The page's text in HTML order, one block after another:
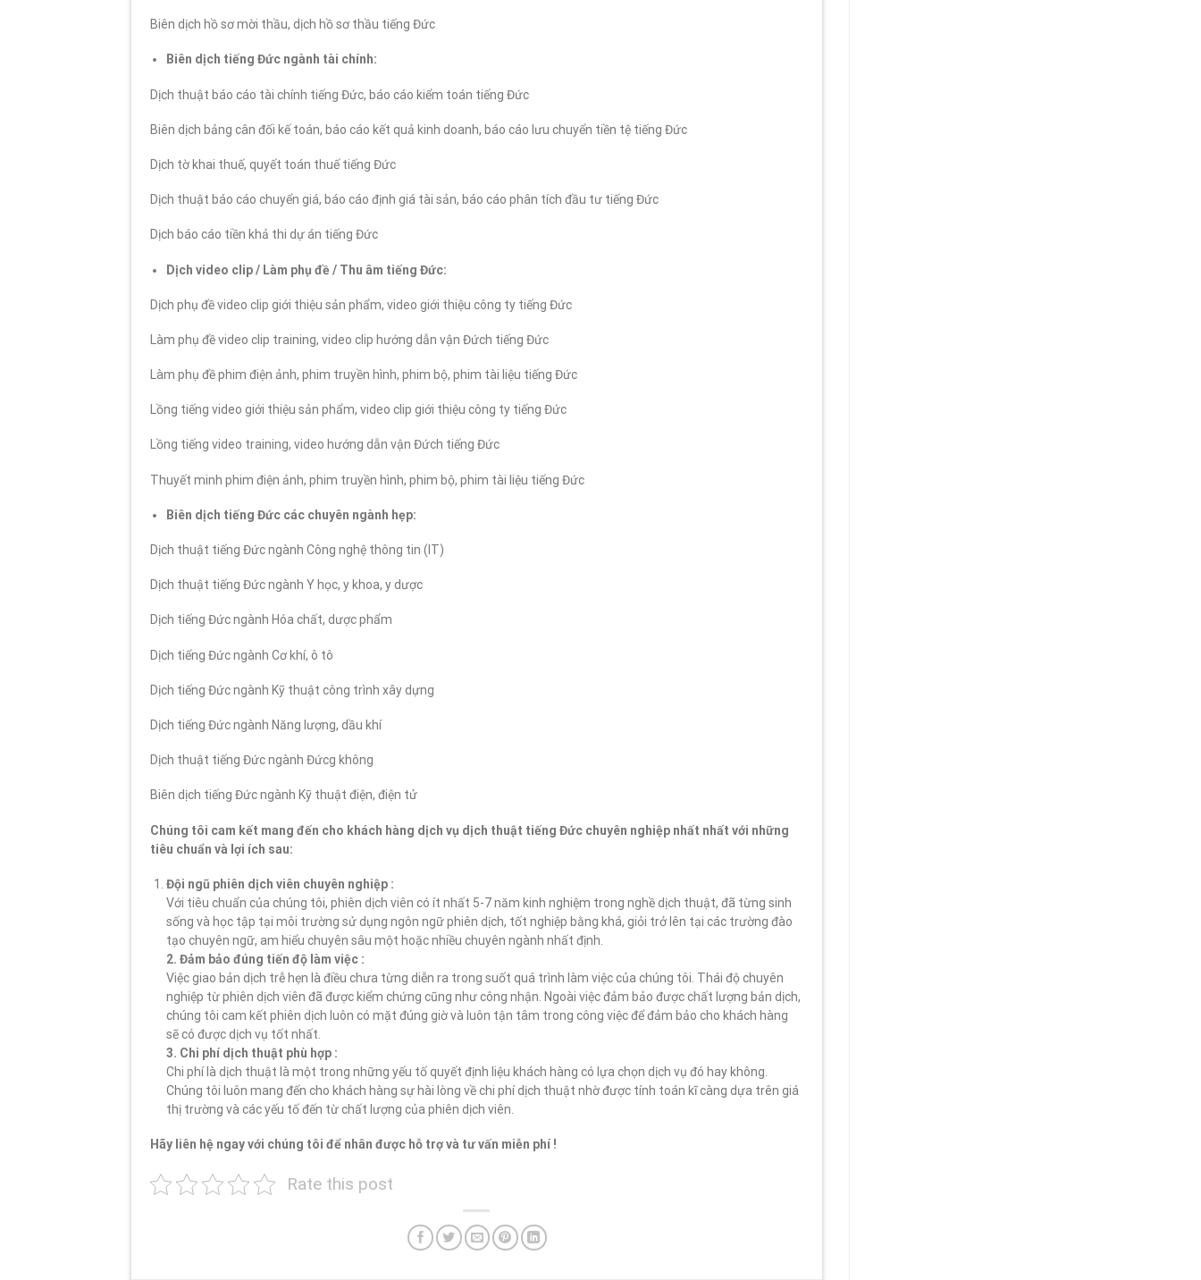
Biên dịch hồ sơ mời thầu, dịch hồ sơ thầu tiếng Đức
Biên dịch tiếng Đức ngành tài chính:
Dịch thuật báo cáo tài chính tiếng Đức, báo cáo kiểm toán tiếng Đức
Biên dịch bảng cân đối kế toán, báo cáo kết quả kinh doanh, báo cáo lưu chuyển tiền tệ tiếng Đức
Dịch tờ khai thuế, quyết toán thuế tiếng Đức
Dịch thuật báo cáo chuyển giá, báo cáo định giá tài sản, báo cáo phân tích đầu tư tiếng Đức
Dịch báo cáo tiền khả thi dự án tiếng Đức
Dịch video clip / Làm phụ đề / Thu âm tiếng Đức:
Dịch phụ đề video clip giới thiệu sản phẩm, video giới thiệu công ty tiếng Đức
Làm phụ đề video clip training, video clip hướng dẫn vận Đứch tiếng Đức
Làm phụ đề phim điện ảnh, phim truyền hình, phim bộ, phim tài liệu tiếng Đức
Lồng tiếng video giới thiệu sản phẩm, video clip giới thiệu công ty tiếng Đức
Lồng tiếng video training, video hướng dẫn vận Đứch tiếng Đức
Thuyết minh phim điện ảnh, phim truyền hình, phim bộ, phim tài liệu tiếng Đức
Biên dịch tiếng Đức các chuyên ngành hẹp:
Dịch thuật tiếng Đức ngành Công nghệ thông tin (IT)
Dịch thuật tiếng Đức ngành Y học, y khoa, y dược
Dịch tiếng Đức ngành Hóa chất, dược phẩm
Dịch tiếng Đức ngành Cơ khí, ô tô
Dịch tiếng Đức ngành Kỹ thuật công trình xây dựng
Dịch tiếng Đức ngành Năng lượng, dầu khí
Dịch thuật tiếng Đức ngành Đứcg không
Biên dịch tiếng Đức ngành Kỹ thuật điện, điện tử
Chúng tôi cam kết mang đến cho khách hàng dịch vụ dịch thuật tiếng Đức chuyên nghiệp nhất nhất với những
tiêu chuẩn và lợi ích sau:
Đội ngũ phiên dịch viên chuyên nghiệp :
Với tiêu chuẩn của chúng tôi, phiên dịch viên có ít nhất 5-7 năm kinh nghiệm trong nghề dịch thuật, đã từng sinh
sống và học tập tại môi trường sử dụng ngôn ngữ phiên dịch, tốt nghiệp bằng khá, giỏi trở lên tại các trường đào
tạo chuyên ngữ, am hiểu chuyên sâu một hoặc nhiều chuyên ngành nhất định.
2. Đảm bảo đúng tiến độ làm việc :
Việc giao bản dịch trễ hẹn là điều chưa từng diễn ra trong suốt quá trình làm việc của chúng tôi. Thái độ chuyên
nghiệp từ phiên dịch viên đã được kiểm chứng cũng như công nhận. Ngoài việc đảm bảo được chất lượng bản dịch,
chúng tôi cam kết phiên dịch luôn có mặt đúng giờ và luôn tận tâm trong công việc để đảm bảo cho khách hàng
sẽ có được dịch vụ tốt nhất.
3. Chi phí dịch thuật phù hợp :
Chi phí là dịch thuật là một trong những yếu tố quyết định liệu khách hàng có lựa chọn dịch vụ đó hay không.
Chúng tôi luôn mang đến cho khách hàng sự hài lòng về chi phí dịch thuật nhờ được tính toán kĩ càng dựa trên giá
thị trường và các yếu tố đến từ chất lượng của phiên dịch viên.
Hãy liên hệ ngay với chúng tôi để nhân được hỗ trợ và tư vấn miễn phí !
Rate this post